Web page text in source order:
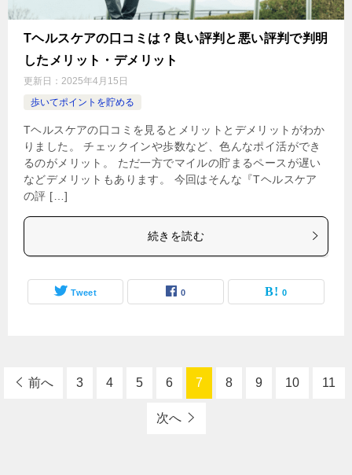
Tヘルスケアの口コミは？良い評判と悪い評判で判明
したメリット・デメリット
更新日： 2025年4月15日
歩いてポイントを貯める
Tヘルスケアの口コミを見るとメリットとデメリットがわか
りました。 チェックインや歩数など、色んなポイ活ができ
るのがメリット。 ただ一方でマイルの貯まるペースが遅い
などデメリットもあります。 今回はそんな『Tヘルスケア
の評 […]
続きを読む
Tweet 0 0
前へ 3 4 5 6 7 8 9 10 11
次へ